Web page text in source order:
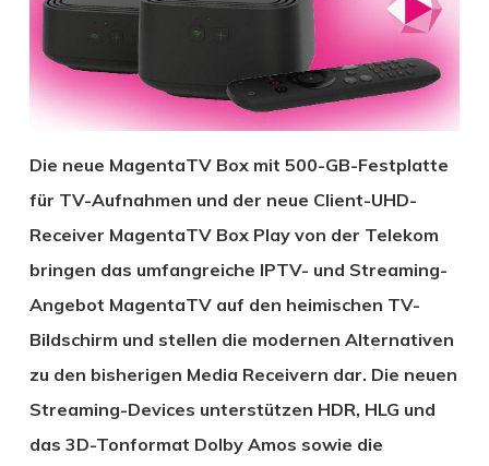
Die neue MagentaTV Box mit 500-GB-Festplatte
für TV-Aufnahmen und der neue Client-UHD-
Receiver MagentaTV Box Play von der Telekom
bringen das umfangreiche IPTV- und Streaming-
Angebot MagentaTV auf den heimischen TV-
Bildschirm und stellen die modernen Alternativen
zu den bisherigen Media Receivern dar. Die neuen
Streaming-Devices unterstützen HDR, HLG und
das 3D-Tonformat Dolby Amos sowie die